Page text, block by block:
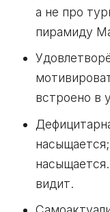
а не про
пирамиду
встроено в
видит.